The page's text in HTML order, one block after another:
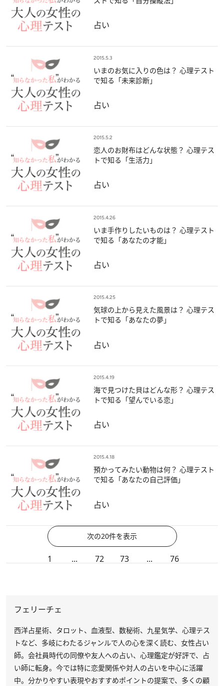
占い
2015.5.3
いまのお気に入りの色は？ 心理テスト
で知る「未来診断」
占い
2015.5.2
恋人のお財布はどんな状態？ 心理テス
トで知る「生活力」
占い
2015.4.26
いま手作りしたいものは？ 心理テスト
で知る「あなたの才能」
占い
2015.4.25
気球の上から見えた風景は？ 心理テス
トで知る「あなたの夢」
占い
2015.4.19
海で見つけた貝はどんな形？ 心理テス
トで知る「望んでいる恋」
占い
2015.4.18
預かってみたい動物は何？ 心理テスト
で知る「あなたの自己評価」
占い
次の20件を表示
1 ... 72 73 ... 76
フェリーチェ
西洋占星術、タロット、血液型、数秘術、九星気学、心理テス
トなど、多岐にわたるジャンルで人の心を深く読む、女性占い
師。会社員時代の同僚や友人への占い、心理鑑定が好評で、占
い師に転身。今では特に恋愛関係や対人の占いを中心に活躍
中。分かりやすい表現やおすすめポイントの提案で、多くの顧